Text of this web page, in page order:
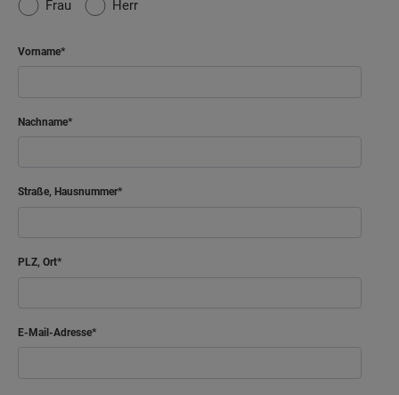
Frau Herr
Vorname
Nachname
Straße, Hausnummer
PLZ, Ort
E-Mail-Adresse